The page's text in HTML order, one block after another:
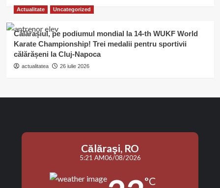
Actualitate Uncategorized
Călărașiul, pe podiumul mondial la 14-th WUKF World
Karate Championship! Trei medalii pentru sportivii
călărășeni la Cluj-Napoca
actualitatea 26 iulie 2026
Călăraşi, RO
5:21 AM06/08/2026
°C